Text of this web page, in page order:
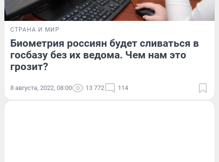
СТРАНА И МИР
Биометрия россиян будет сливаться в
госбазу без их ведома. Чем нам это
грозит?
8 августа, 2022, 08:00 13 772 114